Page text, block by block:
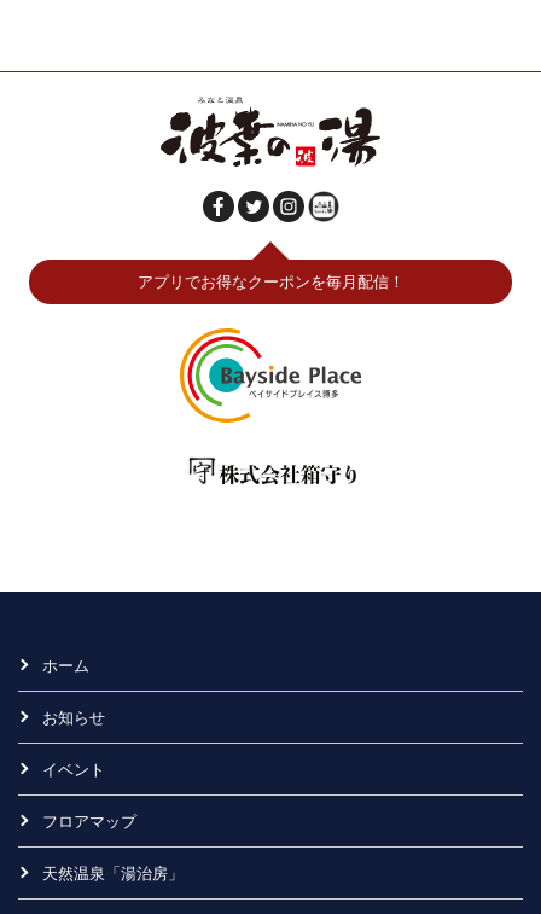
アプリでお得なクーポンを毎月配信！
ホーム
お知らせ
イベント
フロアマップ
天然温泉「湯治房」